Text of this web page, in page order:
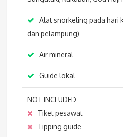
Alat snorkeling pada hari
dan pelampung)
Air mineral
Guide lokal
NOT INCLUDED
Tiket pesawat
Tipping guide